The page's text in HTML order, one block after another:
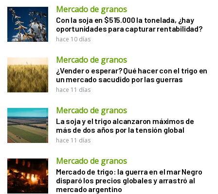
Mercado de granos
Con la soja en $515.000 la tonelada, ¿hay
oportunidades para capturar rentabilidad?
hace 10 días
Mercado de granos
¿Vender o esperar? Qué hacer con el trigo en
un mercado sacudido por las guerras
hace 11 días
Mercado de granos
La soja y el trigo alcanzaron máximos de
más de dos años por la tensión global
hace 11 días
Mercado de granos
Mercado de trigo: la guerra en el mar Negro
disparó los precios globales y arrastró al
mercado argentino